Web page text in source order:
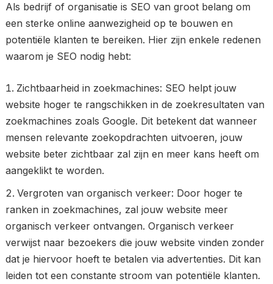
Als bedrijf of organisatie is SEO van groot belang om
een sterke online aanwezigheid op te bouwen en
potentiële klanten te bereiken. Hier zijn enkele redenen
waarom je SEO nodig hebt:
Zichtbaarheid in zoekmachines: SEO helpt jouw
website hoger te rangschikken in de zoekresultaten van
zoekmachines zoals Google. Dit betekent dat wanneer
mensen relevante zoekopdrachten uitvoeren, jouw
website beter zichtbaar zal zijn en meer kans heeft om
aangeklikt te worden.
Vergroten van organisch verkeer: Door hoger te
ranken in zoekmachines, zal jouw website meer
organisch verkeer ontvangen. Organisch verkeer
verwijst naar bezoekers die jouw website vinden zonder
dat je hiervoor hoeft te betalen via advertenties. Dit kan
leiden tot een constante stroom van potentiële klanten.